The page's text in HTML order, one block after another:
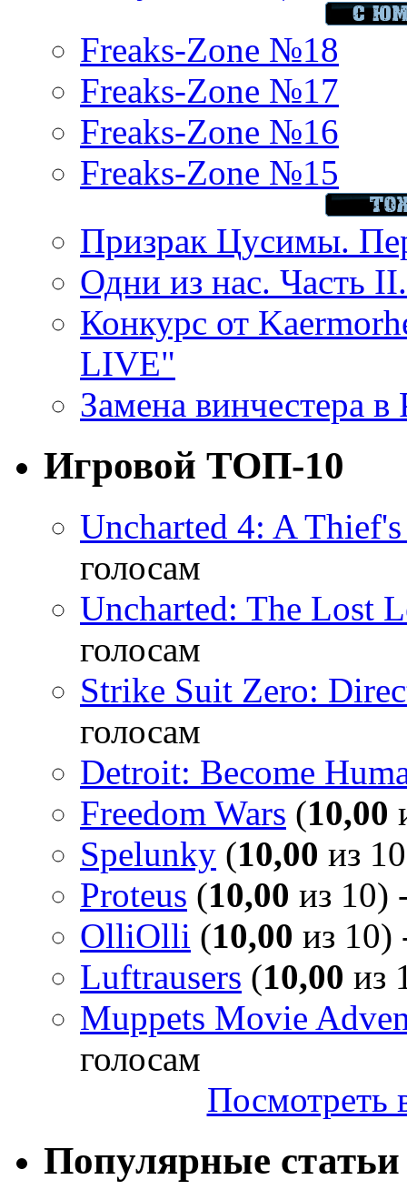
Freaks-Zone №18
Freaks-Zone №17
Freaks-Zone №16
Freaks-Zone №15
Призрак Цусимы.
Одни из нас. Часть
Конкурс от
LIVE"
Замена винчестера
Игровой ТОП-10
Uncharted 4: A
голосам
Uncharted: The Lost
голосам
Strike Suit Zero:
голосам
Detroit: Become
Freedom Wars (10,00
Spelunky (10,00 из
Proteus (10,00 из 10)
OlliOlli (10,00 из 10)
Luftrausers (10,00 из
Muppets Movie
голосам
Посмотреть
Популярные статьи